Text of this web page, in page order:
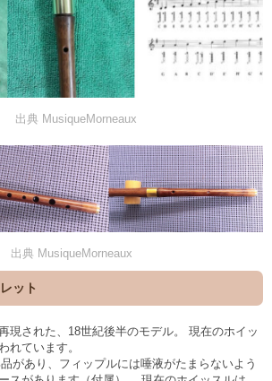
出典 MusiqueMorneaux
出典 MusiqueMorneaux
ット
現された、18世紀後半のモデル。 現在のホイッ
れています。
があり、フィップルには唾液がたまらないよう